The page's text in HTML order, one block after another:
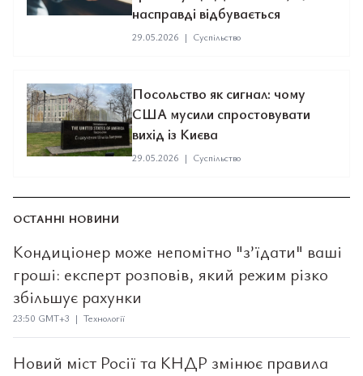
насправді відбувається
29.05.2026 | Суспільство
Посольство як сигнал: чому
США мусили спростовувати
вихід із Києва
29.05.2026 | Суспільство
ОСТАННІ НОВИНИ
Кондиціонер може непомітно "з’їдати" ваші
гроші: експерт розповів, який режим різко
збільшує рахунки
23:50 GMT+3 | Технології
Новий міст Росії та КНДР змінює правила